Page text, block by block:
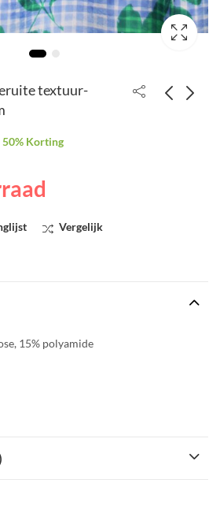
textuur-
50% Korting
Vergelijk
15% polyamide